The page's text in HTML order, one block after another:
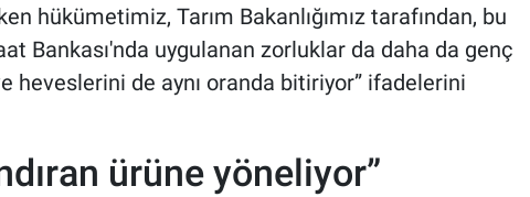
hükümetimiz, Tarım Bakanlığımız tarafından, bu
Bankası'nda uygulanan zorluklar da daha da genç
heveslerini de aynı oranda bitiriyor” ifadelerini
ürüne yöneliyor”